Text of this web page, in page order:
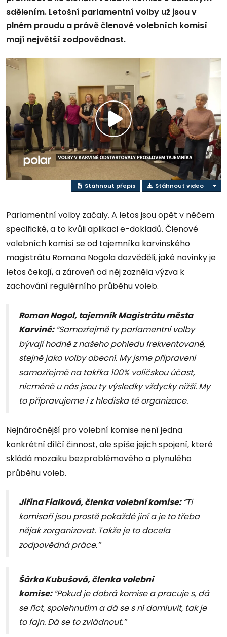
sdělením. Letošní parlamentní volby už jsou v
plném proudu a právě členové volebních komisí
mají největší zodpovědnost.
Přehrát
video
Stáhnout přepis Stáhnout video
Parlamentní volby začaly. A letos jsou opět v něčem
specifické, a to kvůli aplikaci e-dokladů. Členové
volebních komisí se od tajemníka karvinského
magistrátu Romana Nogola dozvěděli, jaké novinky je
letos čekají, a zároveň od něj zazněla výzva k
zachování regulérního průběhu voleb.
Roman Nogol, tajemník Magistrátu města
Karviné:“Samozřejmě ty parlamentní volby
bývají hodně z našeho pohledu frekventované,
stejně jako volby obecní. My jsme připraveni
samozřejmě na takřka 100% voličskou účast,
nicméně u nás jsou ty výsledky vždycky nižší. My
to připravujeme i z hlediska té organizace.
Nejnáročnější pro volební komise není jedna
konkrétní dílčí činnost, ale spíše jejich spojení, které
skládá mozaiku bezproblémového a plynulého
průběhu voleb.
Jiřina Fialková, členka volební komise:“Ti
komisaři jsou prostě pokaždé jiní a je to třeba
nějak zorganizovat. Takže je to docela
zodpovědná práce.”
Šárka Kubušová, členka volební
komise:“Pokud je dobrá komise a pracuje s, dá
se říct, spolehnutím a dá se s ní domluvit, tak je
to fajn. Dá se to zvládnout.”